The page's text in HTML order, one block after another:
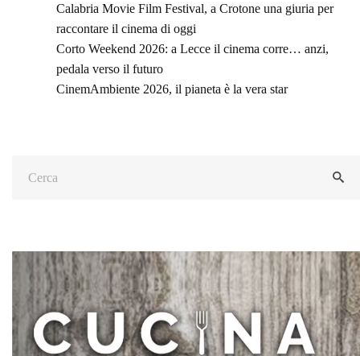
Calabria Movie Film Festival, a Crotone una giuria per
raccontare il cinema di oggi
Corto Weekend 2026: a Lecce il cinema corre… anzi,
pedala verso il futuro
CinemAmbiente 2026, il pianeta è la vera star